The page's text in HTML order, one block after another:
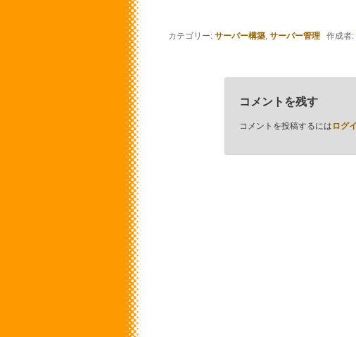
カテゴリー: サーバー構築, サーバー管理 作成者:
コメントを残す
コメントを投稿するには ログ